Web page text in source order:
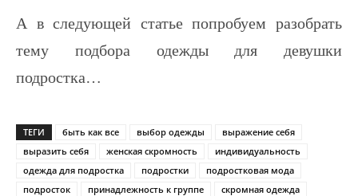
А в следующей статье попробуем разобрать
тему подбора одежды для девушки
подростка…
ТЕГИ быть как все выбор одежды
выражение себя
выразить себя
женская скромность
индивидуальность
одежда для подростка
подростки
подростковая мода
подросток
принадлежность к группе
скромная одежда